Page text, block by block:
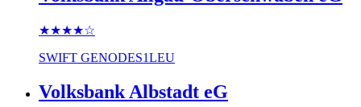
★★★★☆
SWIFT GENODES1LEU
Volksbank Albstadt eG